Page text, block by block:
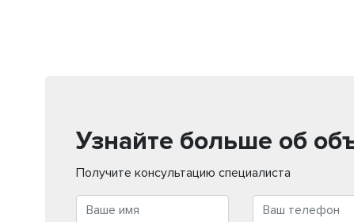
Узнайте больше об
Получите консультацию специалиста